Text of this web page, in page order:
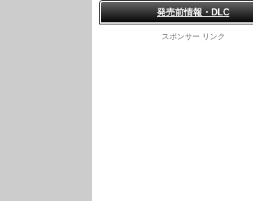
発売前情報・DLC
スポンサー リンク